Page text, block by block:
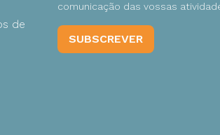
de
comunicação das vossas